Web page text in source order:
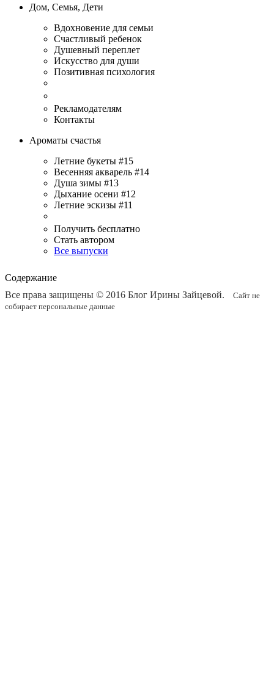
Дом, Семья, Дети
Вдохновение для семьи
Счастливый ребенок
Душевный переплет
Искусство для души
Позитивная психология
Рекламодателям
Контакты
Ароматы счастья
Летние букеты #15
Весенняя акварель #14
Душа зимы #13
Дыхание осени #12
Летние эскизы #11
Получить бесплатно
Стать автором
Все выпуски
Содержание
Все права защищены © 2016 Блог Ирины Зайцевой.
Сайт не
собирает персональные данные